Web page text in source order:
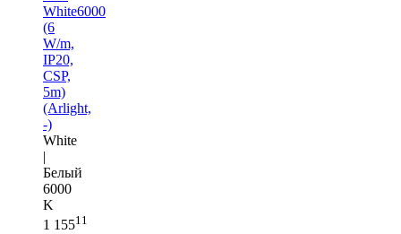
White6000
(6
W/m,
IP20,
CSP,
5m)
(Arlight,
-)
White
|
Белый
6000
K
1 15511